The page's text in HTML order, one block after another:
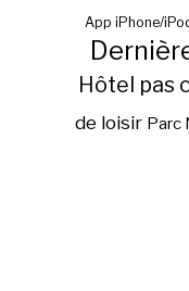
App iPhone/
Hôtel pas
de loisir Parc